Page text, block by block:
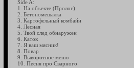
Side A:
1. На объекте (Пролог)
2. Бетономешалка
3. Картофельный комбайн
4. Лесная
5. Твой след обнаружен
6. Каток
7. Я ваш мясник!
8. Повар
9. Выворотное меню
10. Песня про Сварного